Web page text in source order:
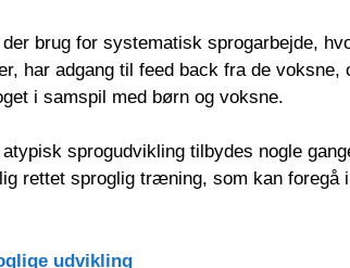
brug for systematisk sprogarbejde,
har adgang til feed back fra de voksne,
i samspil med børn og voksne.
sprogudvikling tilbydes nogle
rettet sproglig træning, som kan foregå
udvikling